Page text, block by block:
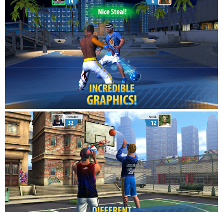
conditions
PRIVACY POLICY: http://www.miniclip.com/privacy